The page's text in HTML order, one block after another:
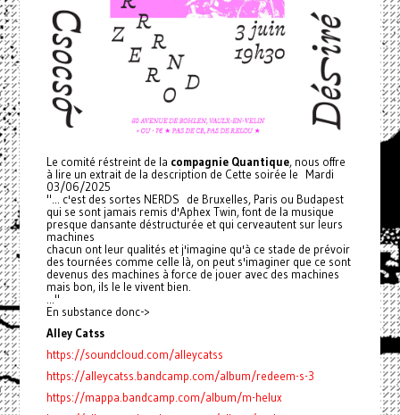
Le comité réstreint de la compagnie Quantique, nous offre
à lire un extrait de la description de Cette soirée le Mardi
03/06/2025
"... c'est des sortes NERDS de Bruxelles, Paris ou Budapest
qui se sont jamais remis d'Aphex Twin, font de la musique
presque dansante déstructurée et qui cerveautent sur leurs
machines
chacun ont leur qualités et j'imagine qu'à ce stade de prévoir
des tournées comme celle là, on peut s'imaginer que ce sont
devenus des machines à force de jouer avec des machines
mais bon, ils le le vivent bien.
..."
En substance donc->
Alley Catss
https://soundcloud.com/alleycatss
https://alleycatss.bandcamp.com/album/redeem-s-3
https://mappa.bandcamp.com/album/m-helux